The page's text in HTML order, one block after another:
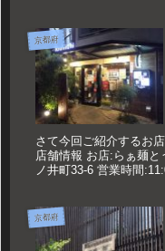
京都府
さて今回ご紹介するお
店舗情報 お店:らぁ麺
ノ井町33-6 営業時間
京都府